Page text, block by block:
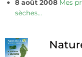
8 août 2008 Mes
sèches…